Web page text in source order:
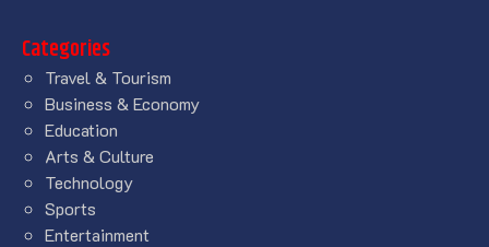
Categories
Travel & Tourism
Business & Economy
Education
Arts & Culture
Technology
Sports
Entertainment